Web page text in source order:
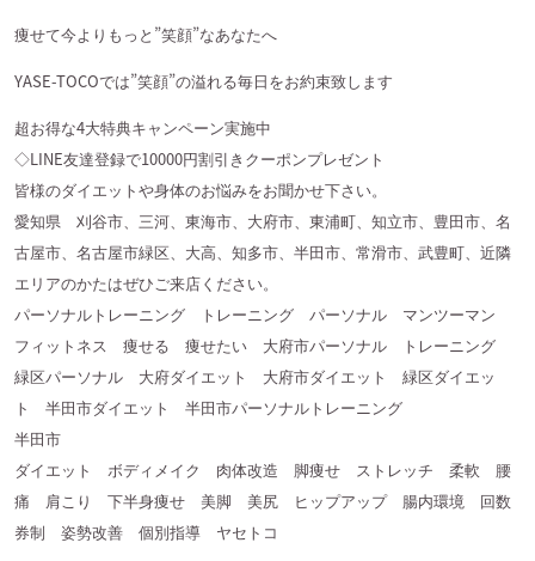
痩せて今よりもっと”笑顔”なあなたへ
YASE-TOCOでは”笑顔”の溢れる毎日をお約束致します
超お得な4大特典キャンペーン実施中
◇LINE友達登録で10000円割引きクーポンプレゼント
皆様のダイエットや身体のお悩みをお聞かせ下さい。
愛知県 刈谷市、三河、東海市、大府市、東浦町、知立市、豊田市、名
古屋市、名古屋市緑区、大高、知多市、半田市、常滑市、武豊町、近隣
エリアのかたはぜひご来店ください。
パーソナルトレーニング トレーニング パーソナル マンツーマン
フィットネス 痩せる 痩せたい 大府市パーソナル トレーニング
緑区パーソナル 大府ダイエット 大府市ダイエット 緑区ダイエッ
ト 半田市ダイエット 半田市パーソナルトレーニング
半田市
ダイエット ボディメイク 肉体改造 脚痩せ ストレッチ 柔軟 腰
痛 肩こり 下半身痩せ 美脚 美尻 ヒップアップ 腸内環境 回数
券制 姿勢改善 個別指導 ヤセトコ